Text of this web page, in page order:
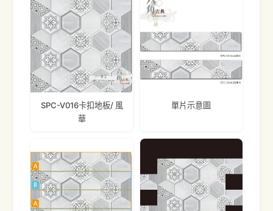
SPC-V016卡扣地板/ 風
華
單片示意圖